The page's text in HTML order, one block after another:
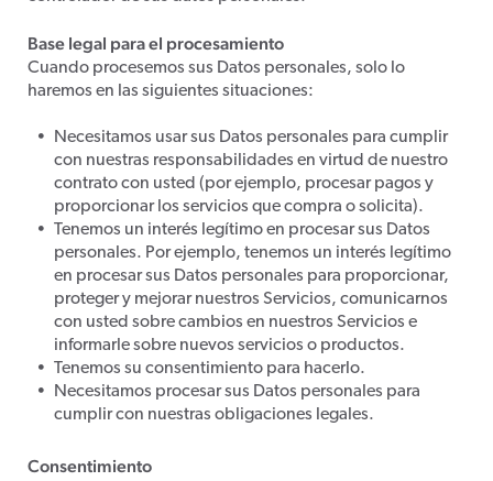
Base legal para el procesamiento
Cuando procesemos sus Datos personales, solo lo
haremos en las siguientes situaciones:
Necesitamos usar sus Datos personales para cumplir
con nuestras responsabilidades en virtud de nuestro
contrato con usted (por ejemplo, procesar pagos y
proporcionar los servicios que compra o solicita).
Tenemos un interés legítimo en procesar sus Datos
personales. Por ejemplo, tenemos un interés legítimo
en procesar sus Datos personales para proporcionar,
proteger y mejorar nuestros Servicios, comunicarnos
con usted sobre cambios en nuestros Servicios e
informarle sobre nuevos servicios o productos.
Tenemos su consentimiento para hacerlo.
Necesitamos procesar sus Datos personales para
cumplir con nuestras obligaciones legales.
Consentimiento